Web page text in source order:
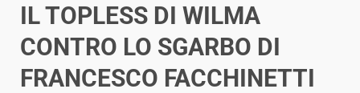
IL TOPLESS DI WILMA
CONTRO LO SGARBO DI
FRANCESCO FACCHINETTI